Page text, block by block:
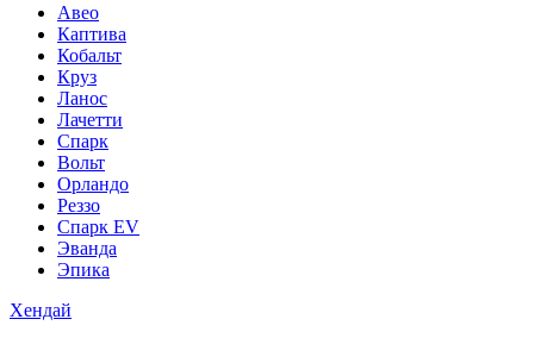
Авео
Каптива
Кобальт
Круз
Ланос
Лачетти
Спарк
Вольт
Орландо
Реззо
Спарк EV
Эванда
Эпика
Хендай